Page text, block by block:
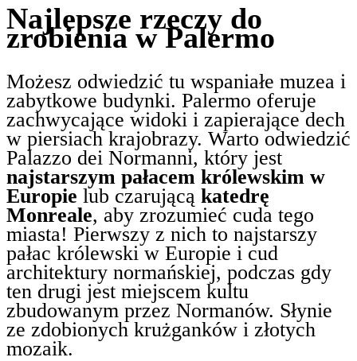
Najlepsze rzeczy do
zrobienia w Palermo
Możesz odwiedzić tu wspaniałe muzea i
zabytkowe budynki. Palermo oferuje
zachwycające widoki i zapierające dech
w piersiach krajobrazy. Warto odwiedzić
Palazzo dei Normanni, który jest
najstarszym pałacem królewskim w
Europie lub czarującą katedrę
Monreale, aby zrozumieć cuda tego
miasta! Pierwszy z nich to najstarszy
pałac królewski w Europie i cud
architektury normańskiej, podczas gdy
ten drugi jest miejscem kultu
zbudowanym przez Normanów. Słynie
ze zdobionych krużganków i złotych
mozaik.